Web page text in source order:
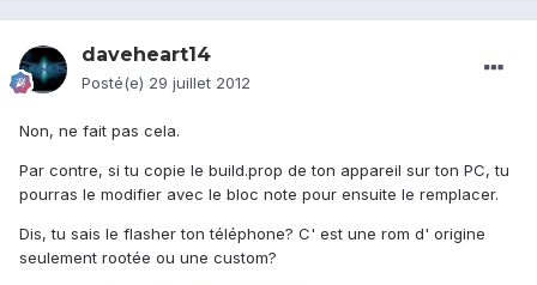
daveheart14
Posté(e) 29 juillet 2012
Non, ne fait pas cela.
Par contre, si tu copie le build.prop de ton appareil sur ton PC, tu
pourras le modifier avec le bloc note pour ensuite le remplacer.
Dis, tu sais le flasher ton téléphone? C' est une rom d' origine
seulement rootée ou une custom?